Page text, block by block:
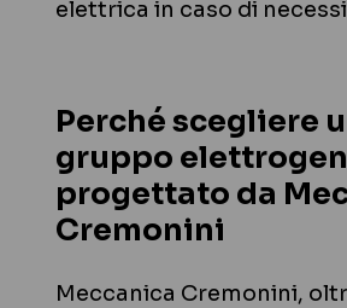
elettrica in caso di
Perché scegliere
gruppo
progettato da
Cremonini
Meccanica Cremonini,